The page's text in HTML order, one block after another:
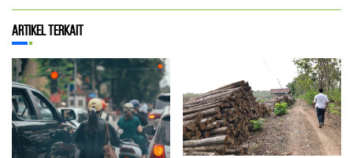
Artikel Terkait